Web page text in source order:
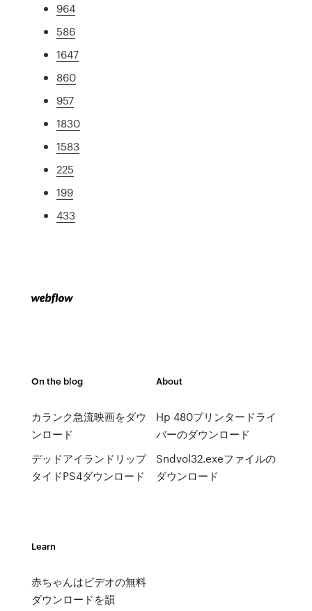
964
586
1647
860
957
1830
1583
225
199
433
On the blog
カランク急流映画をダウ
ンロード
デッドアイランドリップ
タイドPS4ダウンロード
About
Hp 480プリンタードライ
バーのダウンロード
Sndvol32.exeファイルの
ダウンロード
Learn
赤ちゃんはビデオの無料
ダウンロードを韻